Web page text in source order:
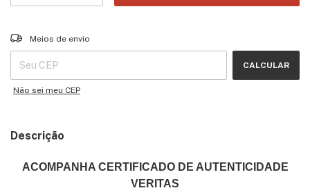
Entregas para o CEP:
Meios de envio
CALCULAR
Não sei meu CEP
Descrição
ACOMPANHA CERTIFICADO DE AUTENTICIDADE
VERITAS